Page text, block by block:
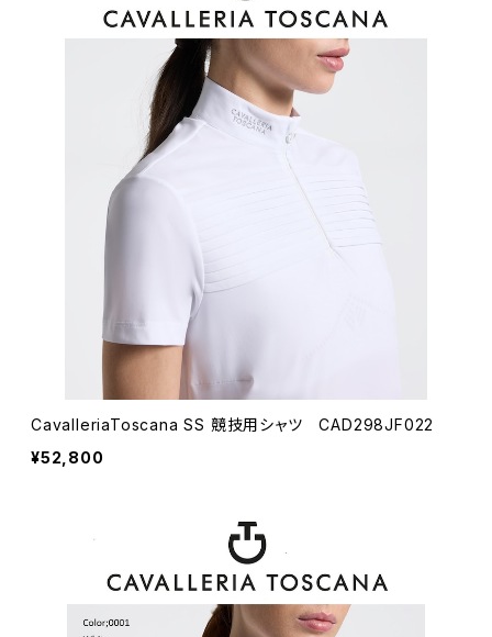
CavalleriaToscana SS 競技用シャツ CAD298JF022
¥52,800